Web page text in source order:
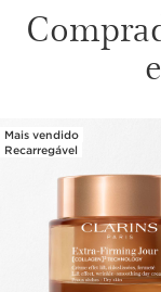
SALTAR PARA O
Mais vendido
Recarregável